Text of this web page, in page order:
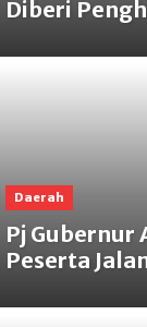
Diberi
Daerah
Pj Gubernur
Peserta